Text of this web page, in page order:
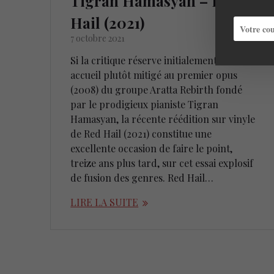
Hail (2021)
7 octobre 2021
Si la critique réserve initialement un
accueil plutôt mitigé au premier opus
(2008) du groupe Aratta Rebirth fondé
par le prodigieux pianiste Tigran
Hamasyan, la récente réédition sur vinyle
de Red Hail (2021) constitue une
excellente occasion de faire le point,
treize ans plus tard, sur cet essai explosif
de fusion des genres. Red Hail…
LIRE LA SUITE